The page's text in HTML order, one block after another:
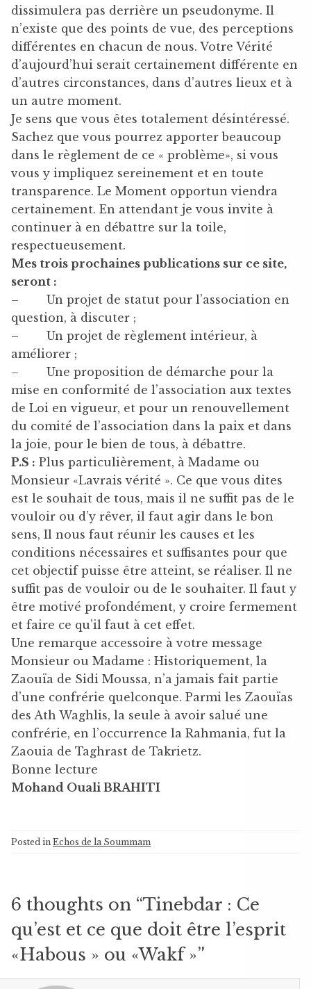
dissimulera pas derrière un pseudonyme. Il
n’existe que des points de vue, des perceptions
différentes en chacun de nous. Votre Vérité
d’aujourd’hui serait certainement différente en
d’autres circonstances, dans d’autres lieux et à
un autre moment.
Je sens que vous êtes totalement désintéressé.
Sachez que vous pourrez apporter beaucoup
dans le règlement de ce « problème», si vous
vous y impliquez sereinement et en toute
transparence. Le Moment opportun viendra
certainement. En attendant je vous invite à
continuer à en débattre sur la toile,
respectueusement.
Mes trois prochaines publications sur ce site,
seront :
– Un projet de statut pour l’association en
question, à discuter ;
– Un projet de règlement intérieur, à
améliorer ;
– Une proposition de démarche pour la
mise en conformité de l’association aux textes
de Loi en vigueur, et pour un renouvellement
du comité de l’association dans la paix et dans
la joie, pour le bien de tous, à débattre.
P.S : Plus particulièrement, à Madame ou
Monsieur «Lavrais vérité ». Ce que vous dites
est le souhait de tous, mais il ne suffit pas de le
vouloir ou d’y rêver, il faut agir dans le bon
sens, Il nous faut réunir les causes et les
conditions nécessaires et suffisantes pour que
cet objectif puisse être atteint, se réaliser. Il ne
suffit pas de vouloir ou de le souhaiter. Il faut y
être motivé profondément, y croire fermement
et faire ce qu’il faut à cet effet.
Une remarque accessoire à votre message
Monsieur ou Madame : Historiquement, la
Zaouïa de Sidi Moussa, n’a jamais fait partie
d’une confrérie quelconque. Parmi les Zaouïas
des Ath Waghlis, la seule à avoir salué une
confrérie, en l’occurrence la Rahmania, fut la
Zaouia de Taghrast de Takrietz.
Bonne lecture
Mohand Ouali BRAHITI
Posted in Echos de la Soummam
6 thoughts on “Tinebdar : Ce
qu’est et ce que doit être l’esprit
«Habous » ou «Wakf »”